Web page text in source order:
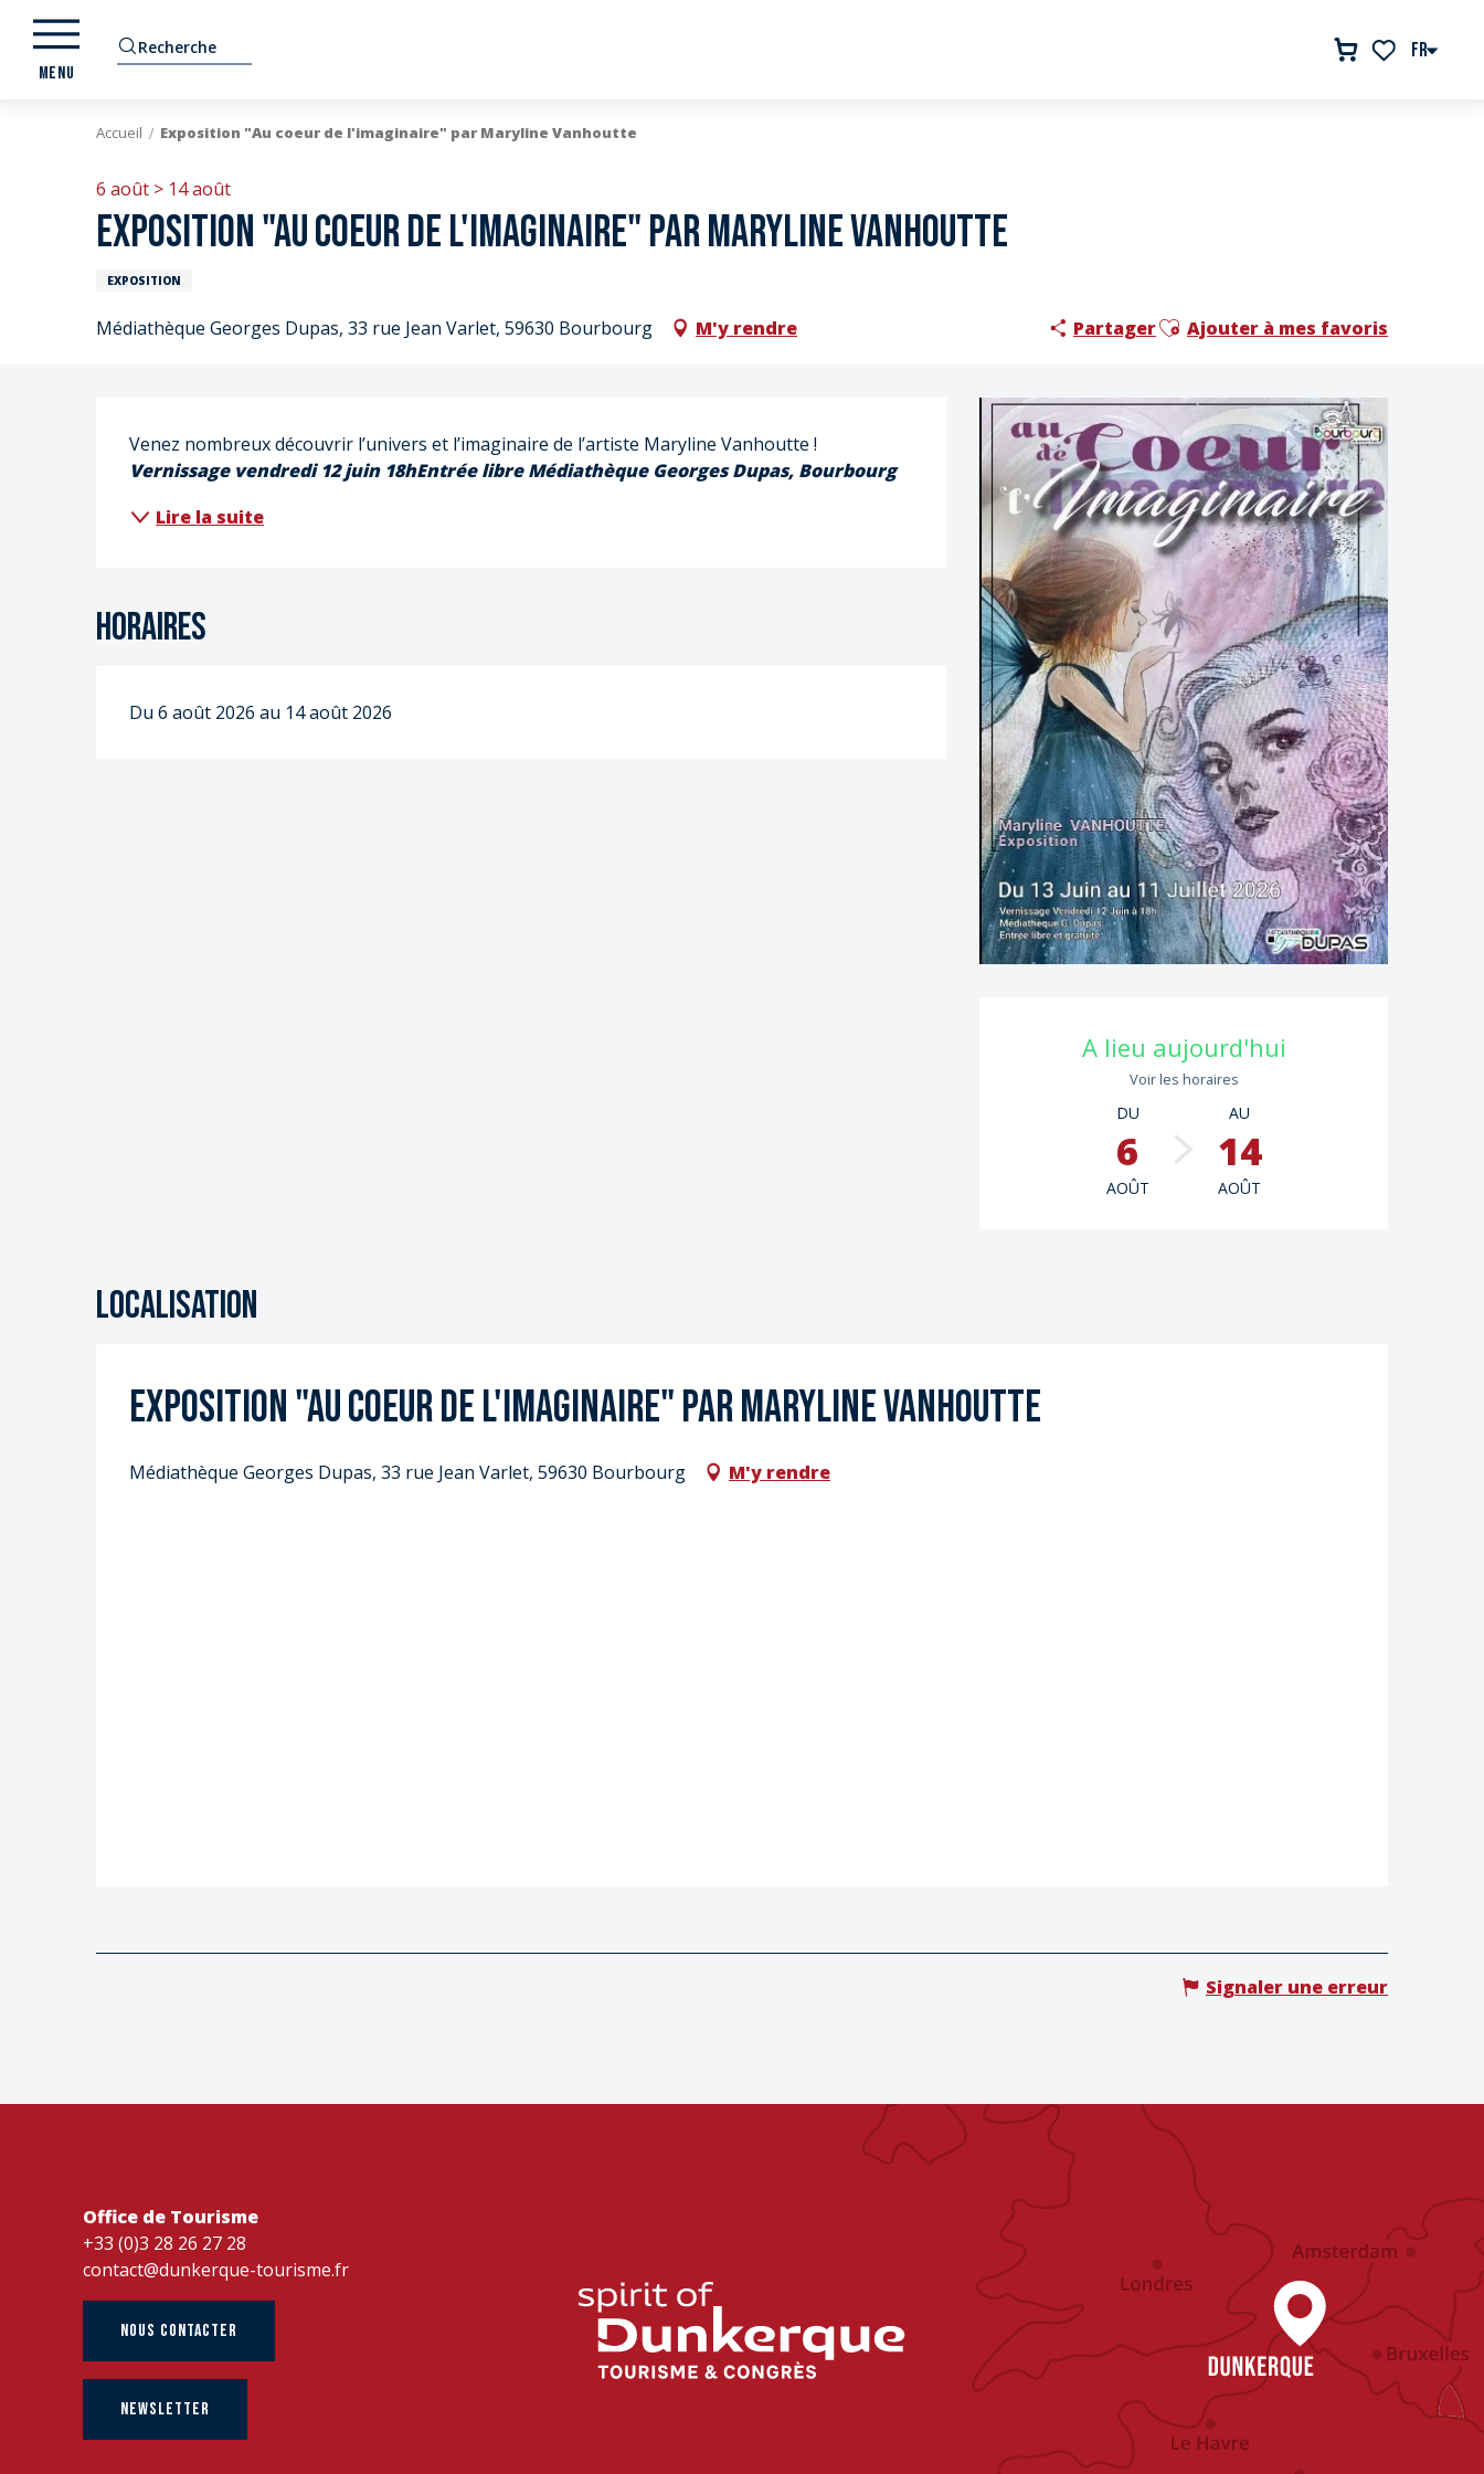
Aller
contenu
FR
Recherche
MENU
Accueil Exposition "Au coeur de l'imaginaire" par Maryline Vanhoutte
6 août > 14 août
Exposition "Au coeur de l'imaginaire" par Maryline Vanhoutte
EXPOSITION
Médiathèque Georges Dupas, 33 rue Jean Varlet, 59630 Bourbourg M'y rendre PartagerAjouter aux favoris
Ajouter à mes favoris
Ouverture et
A lieu aujourd'hui
Voir les horaires
DU
6
AOÛT
AU
14
AOÛT
Description
Vernissage vendredi 12 juin 18hEntrée libre Médiathèque Georges Dupas, Bourbourg
Lire la suite
Horaires
Du 6 août 2026 au 14 août 2026
Localisation
Exposition "Au coeur de l'imaginaire" par Maryline Vanhoutte
Médiathèque Georges Dupas, 33 rue Jean Varlet, 59630 Bourbourg M'y rendre
Signaler une erreur
Office de Tourisme
+33 (0)3 28 26 27 28
contact@dunkerque-tourisme.fr
NOUS CONTACTER
NEWSLETTER